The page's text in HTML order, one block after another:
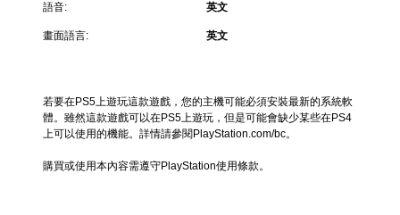
語音: 英文
畫面語言: 英文
若要在PS5上遊玩這款遊戲，您的主機可能必須安裝最新的系統軟
體。雖然這款遊戲可以在PS5上遊玩，但是可能會缺少某些在PS4
上可以使用的機能。詳情請參閱PlayStation.com/bc。
購買或使用本內容需遵守PlayStation使用條款。